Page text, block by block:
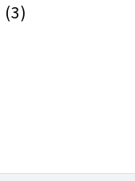
(3)